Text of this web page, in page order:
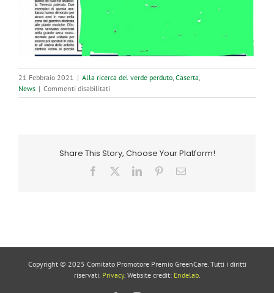
21 Febbraio 2021 | Alla ricerca del verde perduto, Caserta,
News | Commenti disabilitati
Le
palmata
come
fiocchi
Share This Story, Choose Your Platform!
Facebook LinkedInPinterestEmail
Copyright © 2025 Comitato Promotore Premio GreenCare. Tutti i diritti
riservati. Privacy. Website credit: Endelab.